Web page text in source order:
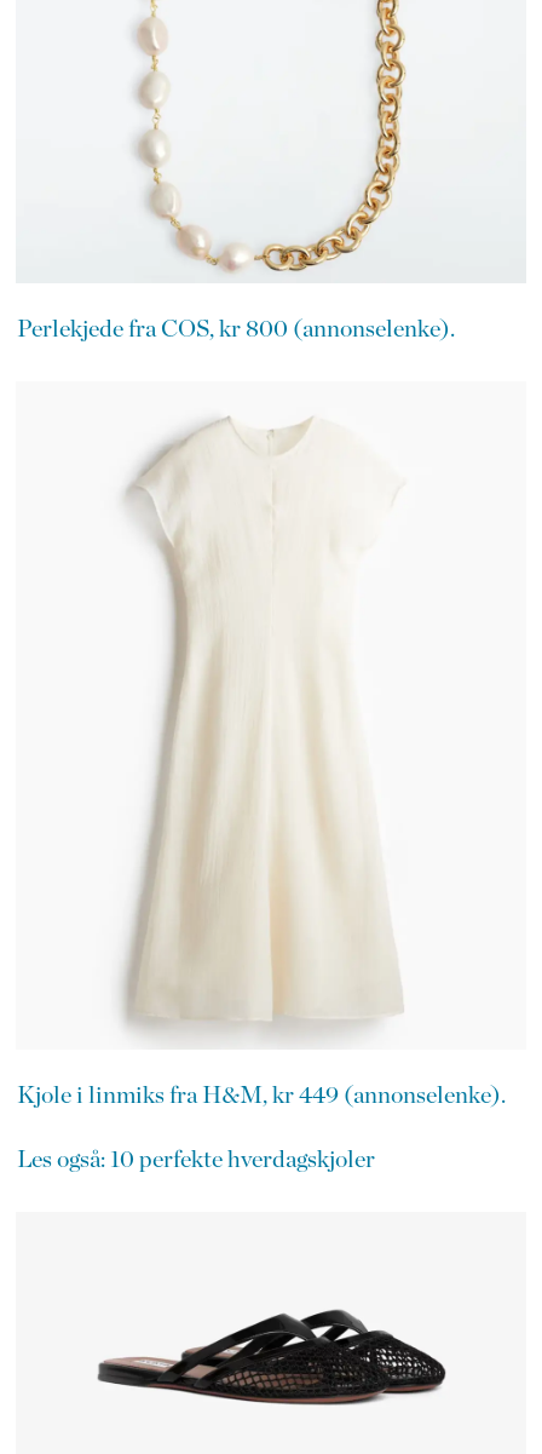
Perlekjede fra COS, kr 800 (annonselenke).
Kjole i linmiks fra H&M, kr 449 (annonselenke).
Les også: 10 perfekte hverdagskjoler